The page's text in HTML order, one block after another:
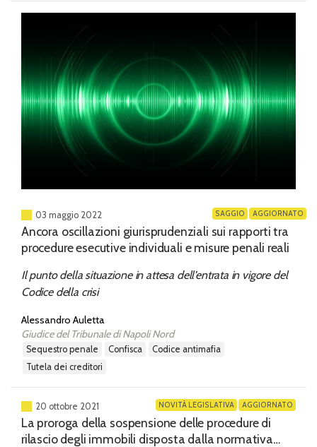
03 maggio 2022 AGGIORNATO
SAGGIO
Ancora oscillazioni giurisprudenziali sui rapporti tra
procedure esecutive individuali e misure penali reali
Il punto della situazione in attesa dell’entrata in vigore del
Codice della crisi
Alessandro Auletta
Giudice del Tribunale di Napoli Nord
sequestro penale confisca
codice antimafia
tutela dei creditori
20 ottobre 2021 AGGIORNATO
NOVITÀ LEGISLATIVA
La proroga della sospensione delle procedure di
rilascio degli immobili disposta dalla normativa